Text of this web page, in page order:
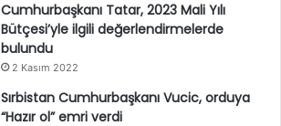
Cumhurbaşkanı Tatar, 2023 Mali Yılı
Bütçesi’yle ilgili değerlendirmelerde
bulundu
2 Kasım 2022
Sırbistan Cumhurbaşkanı Vucic, orduya
“Hazır ol” emri verdi